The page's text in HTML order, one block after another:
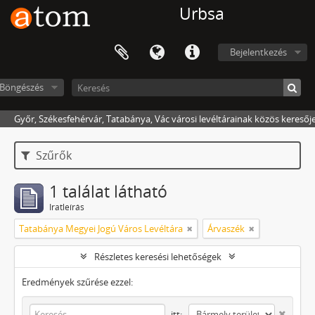
Urbsa
Bejelentkezés
Győr, Székesfehérvár, Tatabánya, Vác városi levéltárainak közös
Szűrők
1 találat látható
Iratleírás
Tatabánya Megyei Jogú Város Levéltára Árvaszék
Részletes keresési lehetőségek
Eredmények szűrése ezzel: